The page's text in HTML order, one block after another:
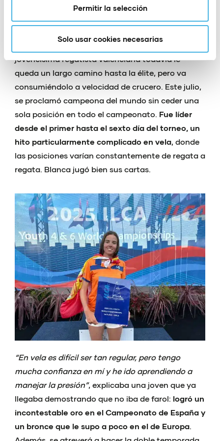
Permitir la selección
Solo usar cookies necesarias
Todavía más precoz que Igual es una regatista
jovencísima regatista valenciana todavía le
queda un largo camino hasta la élite, pero va
consumiéndolo a velocidad de crucero. Este julio,
se proclamó campeona del mundo sin ceder una
sola posición en todo el campeonato. Fue líder
desde el primer hasta el sexto día del torneo, un
hito particularmente complicado en vela, donde
las posiciones varían constantemente de regata a
regata. Blanca jugó bien sus cartas.
“En vela es difícil ser tan regular, pero tengo
mucha confianza en mí y he ido aprendiendo a
manejar la presión”, explicaba una joven que ya
llegaba demostrando que no iba de farol: logró un
incontestable oro en el Campeonato de España y
un bronce que le supo a poco en el de Europa.